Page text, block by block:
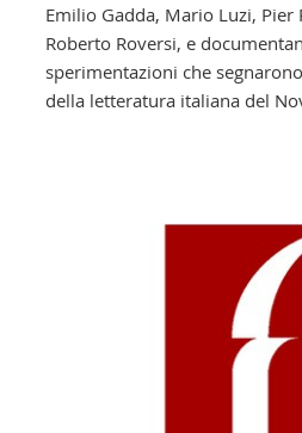
Emilio Gadda, Mario Luzi, Pier
Roberto Roversi, e
sperimentazioni che
della letteratura italiana del